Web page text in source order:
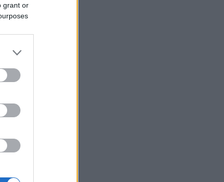
grant or